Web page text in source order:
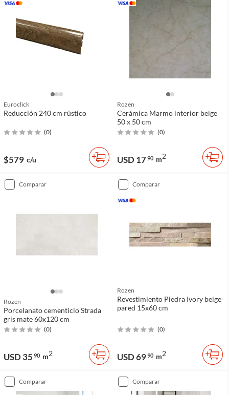
Euroclick
Reducción 240 cm rústico
(0)
$579 c/u
Rozen
Cerámica Marmo interior beige
50 x 50 cm
(0)
USD 1790 m2
comparar
Rozen
Porcelanato cementicio Strada
gris mate 60x120 cm
(0)
USD 35 90 m2
comparar
Rozen
Revestimiento Piedra Ivory beige
pared 15x60 cm
(0)
USD 6990 m2
comparar comparar